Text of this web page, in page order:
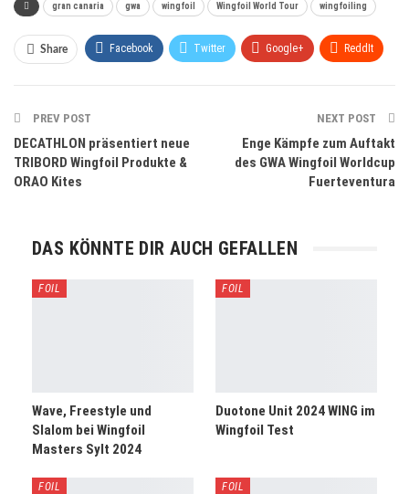
gran canaria gwa wingfoil Wingfoil World Tour wingfoiling
Share Facebook Twitter Google+ ReddIt
PREV POST
DECATHLON präsentiert neue
TRIBORD Wingfoil Produkte &
ORAO Kites
NEXT POST
Enge Kämpfe zum Auftakt
des GWA Wingfoil Worldcup
Fuerteventura
DAS KÖNNTE DIR AUCH GEFALLEN
FOIL
Wave, Freestyle und
Slalom bei Wingfoil
Masters Sylt 2024
FOIL
Duotone Unit 2024 WING im
Wingfoil Test
FOIL FOIL